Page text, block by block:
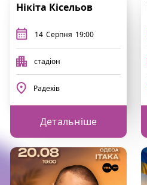
Нікіта Кісельов
14 Серпня 19:00
стадіон
Радехів
Детальніше